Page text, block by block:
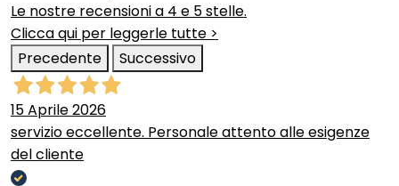
Le nostre recensioni a 4 e 5 stelle.
Clicca qui per leggerle tutte >
Precedente
Successivo
15 Aprile 2026
servizio eccellente. Personale attento alle esigenze
del cliente